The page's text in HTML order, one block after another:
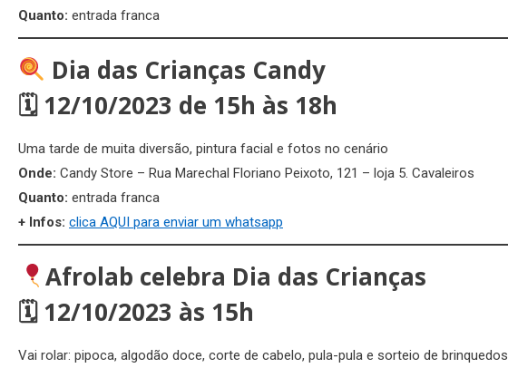
Quanto: entrada franca
Dia das Crianças Candy
🗓 12/10/2023 de 15h às 18h
Uma tarde de muita diversão, pintura facial e fotos no cenário
Onde: Candy Store – Rua Marechal Floriano Peixoto, 121 – loja 5. Cavaleiros
Quanto: entrada franca
+ Infos: clica AQUI para enviar um whatsapp
Afrolab celebra Dia das Crianças
🗓 12/10/2023 às 15h
Vai rolar: pipoca, algodão doce, corte de cabelo, pula-pula e sorteio de brinquedos